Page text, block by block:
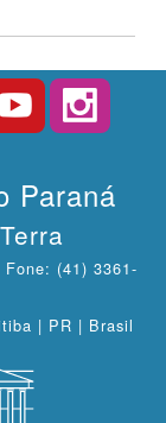
Paraná
(41) 3361-
| PR | Brasil